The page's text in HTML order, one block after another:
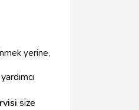
yerine,
size